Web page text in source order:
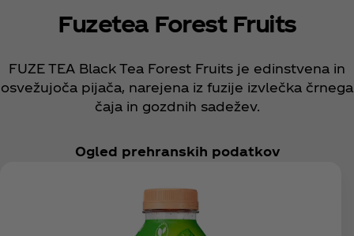
Fuzetea Forest Fruits
FUZE TEA Black Tea Forest Fruits je edinstvena in
osvežujoča pijača, narejena iz fuzije izvlečka črnega
čaja in gozdnih sadežev.
Ogled prehranskih podatkov